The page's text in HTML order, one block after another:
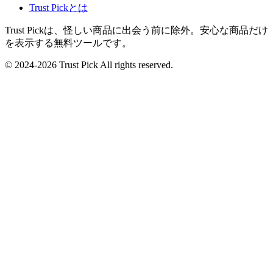
Trust Pickとは
Trust Pickは、怪しい商品に出会う前に除外。安心な商品だけ
を表示する無料ツールです。
© 2024-2026 Trust Pick All rights reserved.